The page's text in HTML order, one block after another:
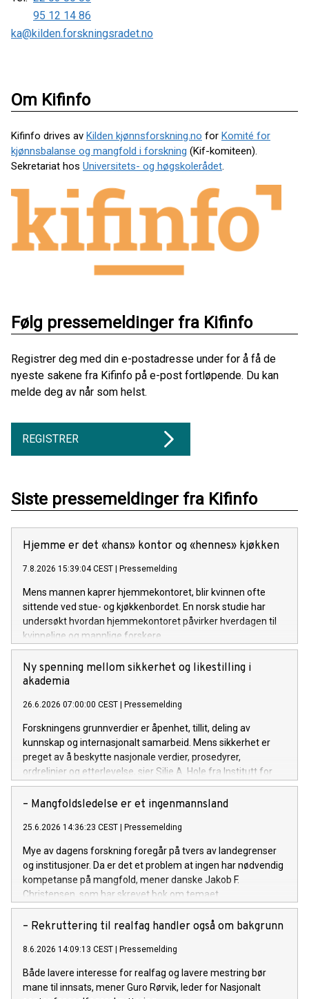
95 12 14 86
ka@kilden.forskningsradet.no
Om Kifinfo
Kifinfo drives av Kilden kjønnsforskning.no for Komité for
kjønnsbalanse og mangfold i forskning (Kif-komiteen).
Sekretariat hos Universitets- og høgskolerådet.
Følg pressemeldinger fra Kifinfo
Registrer deg med din e-postadresse under for å få de
nyeste sakene fra Kifinfo på e-post fortløpende. Du kan
melde deg av når som helst.
REGISTRER
Siste pressemeldinger fra Kifinfo
Hjemme er det «hans» kontor og «hennes» kjøkken
7.8.2026 15:39:04 CEST Pressemelding
Mens mannen kaprer hjemmekontoret, blir kvinnen ofte
sittende ved stue- og kjøkkenbordet. En norsk studie har
undersøkt hvordan hjemmekontoret påvirker hverdagen til
kvinnelige og mannlige forskere.
Ny spenning mellom sikkerhet og likestilling i
akademia
26.6.2026 07:00:00 CEST Pressemelding
Forskningens grunnverdier er åpenhet, tillit, deling av
kunnskap og internasjonalt samarbeid. Mens sikkerhet er
preget av å beskytte nasjonale verdier, prosedyrer,
ordrelinjer og etterlevelse, sier Silje A. Hole fra Institutt for
energiteknikk.
– Mangfoldsledelse er et ingenmannsland
25.6.2026 14:36:23 CEST Pressemelding
Mye av dagens forskning foregår på tvers av landegrenser
og institusjoner. Da er det et problem at ingen har nødvendig
kompetanse på mangfold, mener danske Jakob F.
Christensen, som har skrevet bok om temaet.
– Rekruttering til realfag handler også om bakgrunn
8.6.2026 14:09:13 CEST Pressemelding
Både lavere interesse for realfag og lavere mestring bør
mane til innsats, mener Guro Rørvik, leder for Nasjonalt